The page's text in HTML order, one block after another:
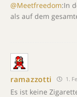
@Meetfreedom:In
als auf dem
ramazzotti 1.
Es ist keine